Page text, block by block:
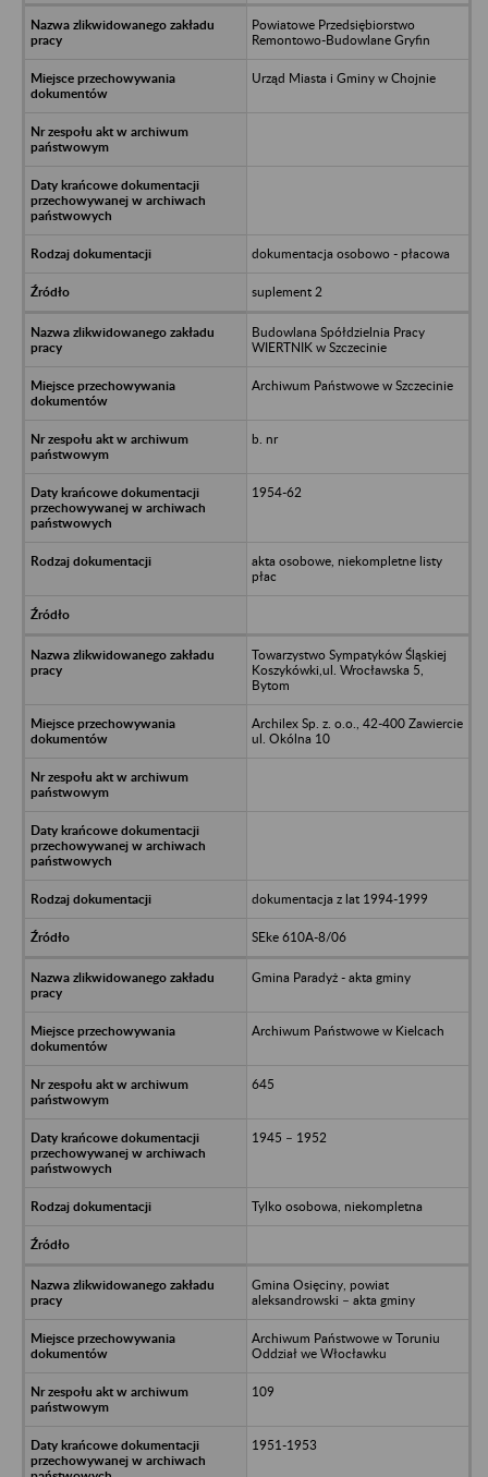
Powiatowe Przedsiębiorstwo
Remontowo-Budowlane Gryfin
Urząd Miasta i Gminy w Chojnie
dokumentacja osobowo - płacowa
suplement 2
Budowlana Spółdzielnia Pracy
WIERTNIK w Szczecinie
Archiwum Państwowe w Szczecinie
b. nr
1954-62
akta osobowe, niekompletne listy
płac
Towarzystwo Sympatyków Śląskiej
Koszykówki,ul. Wrocławska 5,
Bytom
Archilex Sp. z. o.o., 42-400 Zawiercie
ul. Okólna 10
dokumentacja z lat 1994-1999
SEke 610A-8/06
Gmina Paradyż - akta gminy
Archiwum Państwowe w Kielcach
645
1945 – 1952
Tylko osobowa, niekompletna
Gmina Osięciny, powiat
aleksandrowski – akta gminy
Archiwum Państwowe w Toruniu
Oddział we Włocławku
109
1951-1953